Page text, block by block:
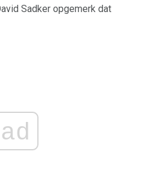
Sadker opgemerk dat
ad